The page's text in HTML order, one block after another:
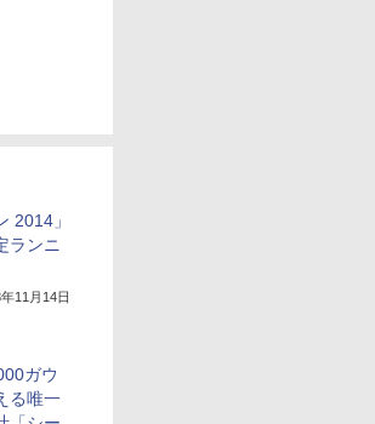
2014」
ランニ
11月14日
ガウ
る唯一